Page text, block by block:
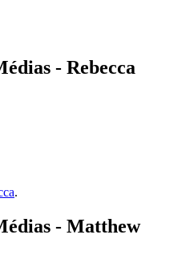
- Rebecca
.
- Matthew